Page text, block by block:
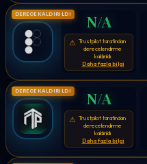
DERECE KALDIRILDI N/A
⚠ Trustpilot tarafından
derecelendirme
kaldırıldı
Daha fazla bilgi
DERECE KALDIRILDI N/A
⚠ Trustpilot tarafından
derecelendirme
kaldırıldı
Daha fazla bilgi